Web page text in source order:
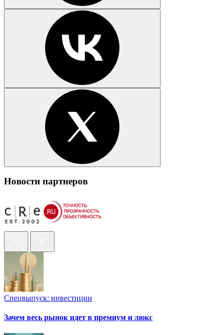
Новости партнеров
Спецвыпуск: инвестиции
Зачем весь рынок идет в премиум и люкс